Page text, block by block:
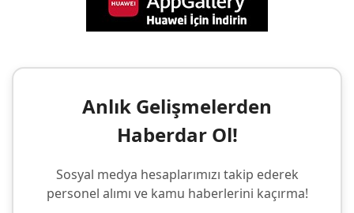
Anlık Gelişmelerden
Haberdar Ol!
Sosyal medya hesaplarımızı takip ederek
personel alımı ve kamu haberlerini kaçırma!